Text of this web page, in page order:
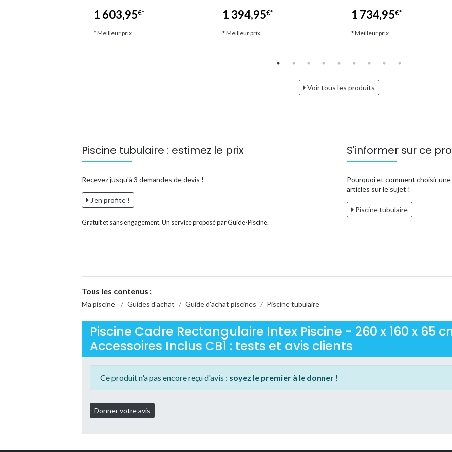
1 603,95€*
* Meilleur prix
1 394,95€*
* Meilleur prix
1 734,95€*
* Meilleur prix
Voir tous les produits
Piscine tubulaire : estimez le prix
Recevez jusqu'à 3 demandes de devis !
J'en profite !
Gratuit et sans engagement. Un service proposé par Guide-Piscine.
S'informer sur ce
Pourquoi et comment choisir
articles sur le sujet !
Piscine tubulaire
Tous les contenus :
Ma piscine / Guides d'achat / Guide d'achat piscines / Piscine tubulaire
Piscine Cadre Rectangulaire Intex Piscine - 260 x 160 x 65
Accessoires Inclus CB1 : tests et avis clients
Ce produit n'a pas encore reçu d'avis : soyez le premier à le donner !